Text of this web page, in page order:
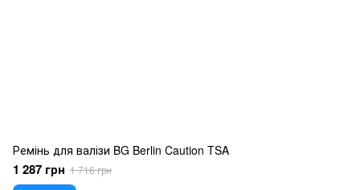
Ремінь для валізи BG Berlin Caution TSA
1 287 грн 1 716 грн